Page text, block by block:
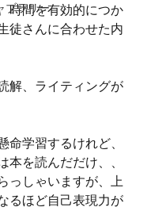
ラリー
時間を有効的につか
徒さんに合わせた内
解、ライティングが
命学習するけれど、
本を読んだだけ、、
っしゃいますが、上
るほど自己表現力が